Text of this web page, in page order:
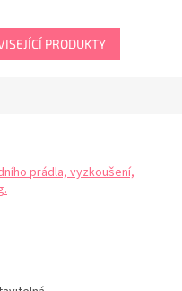
PRODUKTY
prádla, vyzkoušení,